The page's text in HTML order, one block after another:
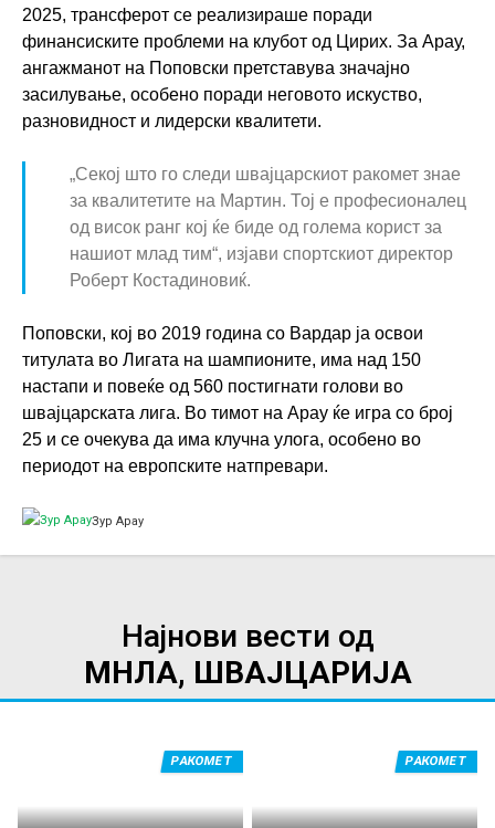
2025, трансферот се реализираше поради
финансиските проблеми на клубот од Цирих. За Арау,
ангажманот на Поповски претставува значајно
засилување, особено поради неговото искуство,
разновидност и лидерски квалитети.
„Секој што го следи швајцарскиот ракомет знае
за квалитетите на Мартин. Тој е професионалец
од висок ранг кој ќе биде од голема корист за
нашиот млад тим“, изјави спортскиот директор
Роберт Костадиновиќ.
Поповски, кој во 2019 година со Вардар ја освои
титулата во Лигата на шампионите, има над 150
настапи и повеќе од 560 постигнати голови во
швајцарската лига. Во тимот на Арау ќе игра со број
25 и се очекува да има клучна улога, особено во
периодот на европските натпревари.
Зур Арау
Најнови вести од
МНЛА, ШВАЈЦАРИЈА
РАКОМЕТ РАКОМЕТ